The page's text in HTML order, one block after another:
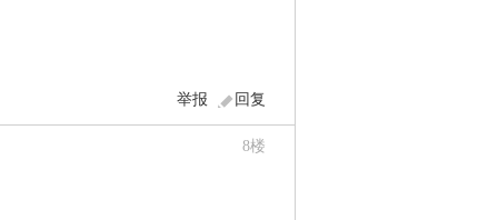
回复
举报
8楼